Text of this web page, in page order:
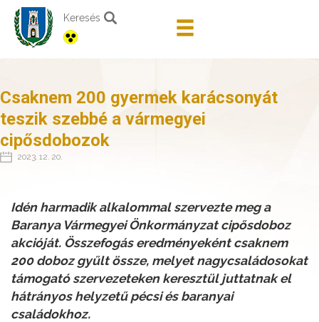
Keresés
Csaknem 200 gyermek karácsonyát
teszik szebbé a vármegyei
cipősdobozok
2023. 12. 20.
Idén harmadik alkalommal szervezte meg a
Baranya Vármegyei Önkormányzat cipősdoboz
akcióját. Összefogás eredményeként csaknem
200 doboz gyűlt össze, melyet nagycsaládosokat
támogató szervezeteken keresztül juttatnak el
hátrányos helyzetű pécsi és baranyai
családokhoz.